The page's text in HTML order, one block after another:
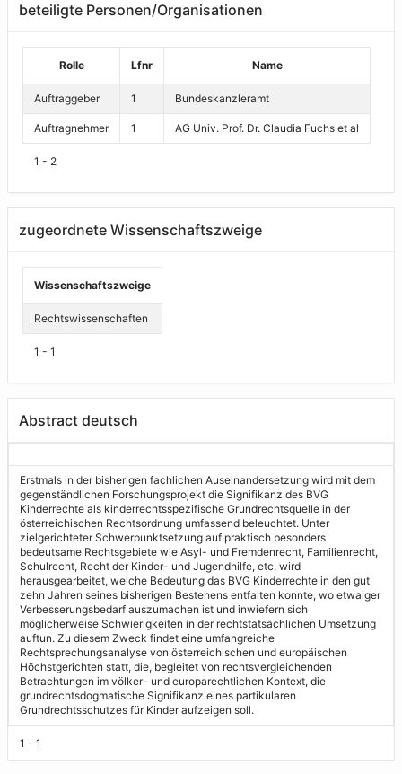
beteiligte Personen/Organisationen
Rolle Lfnr Name
Auftraggeber 1 Bundeskanzleramt
Auftragnehmer 1 AG Univ. Prof. Dr. Claudia Fuchs et al
1 - 2
zugeordnete Wissenschaftszweige
Wissenschaftszweige
Rechtswissenschaften
1 - 1
Abstract deutsch
Erstmals in der bisherigen fachlichen Auseinandersetzung wird mit dem
gegenständlichen Forschungsprojekt die Signifikanz des BVG
Kinderrechte als kinderrechtsspezifische Grundrechtsquelle in der
österreichischen Rechtsordnung umfassend beleuchtet. Unter
zielgerichteter Schwerpunktsetzung auf praktisch besonders
bedeutsame Rechtsgebiete wie Asyl- und Fremdenrecht, Familienrecht,
Schulrecht, Recht der Kinder- und Jugendhilfe, etc. wird
herausgearbeitet, welche Bedeutung das BVG Kinderrechte in den gut
zehn Jahren seines bisherigen Bestehens entfalten konnte, wo etwaiger
Verbesserungsbedarf auszumachen ist und inwiefern sich
möglicherweise Schwierigkeiten in der rechtstatsächlichen Umsetzung
auftun. Zu diesem Zweck findet eine umfangreiche
Rechtsprechungsanalyse von österreichischen und europäischen
Höchstgerichten statt, die, begleitet von rechtsvergleichenden
Betrachtungen im völker- und europarechtlichen Kontext, die
grundrechtsdogmatische Signifikanz eines partikularen
Grundrechtsschutzes für Kinder aufzeigen soll.
1 - 1